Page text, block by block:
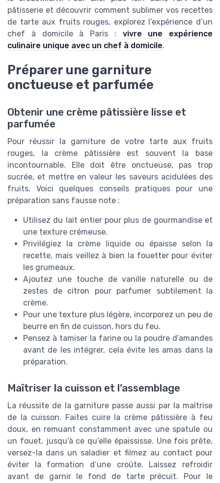
pâtisserie et découvrir comment sublimer vos recettes
de tarte aux fruits rouges, explorez l’expérience d’un
chef à domicile à Paris : vivre une expérience
culinaire unique avec un chef à domicile.
Préparer une garniture
onctueuse et parfumée
Obtenir une crème pâtissière lisse et
parfumée
Pour réussir la garniture de votre tarte aux fruits
rouges, la crème pâtissière est souvent la base
incontournable. Elle doit être onctueuse, pas trop
sucrée, et mettre en valeur les saveurs acidulées des
fruits. Voici quelques conseils pratiques pour une
préparation sans fausse note :
Utilisez du lait entier pour plus de gourmandise et
une texture crémeuse.
Privilégiez la crème liquide ou épaisse selon la
recette, mais veillez à bien la fouetter pour éviter
les grumeaux.
Ajoutez une touche de vanille naturelle ou de
zestes de citron pour parfumer subtilement la
crème.
Pour une texture plus légère, incorporez un peu de
beurre en fin de cuisson, hors du feu.
Pensez à tamiser la farine ou la poudre d’amandes
avant de les intégrer, cela évite les amas dans la
préparation.
Maîtriser la cuisson et l’assemblage
La réussite de la garniture passe aussi par la maîtrise
de la cuisson. Faites cuire la crème pâtissière à feu
doux, en remuant constamment avec une spatule ou
un fouet, jusqu’à ce qu’elle épaississe. Une fois prête,
versez-la dans un saladier et filmez au contact pour
éviter la formation d’une croûte. Laissez refroidir
avant de garnir le fond de tarte précuit. Pour le